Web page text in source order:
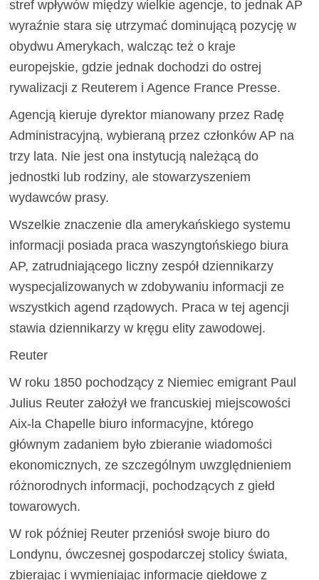
stref wpływów między wielkie agencje, to jednak AP
wyraźnie stara się utrzymać dominującą pozycję w
obydwu Amerykach, walcząc też o kraje
europejskie, gdzie jednak dochodzi do ostrej
rywalizacji z Reuterem i Agence France Presse.
Agencją kieruje dyrektor mianowany przez Radę
Administracyjną, wybieraną przez członków AP na
trzy lata. Nie jest ona instytucją należącą do
jednostki lub rodziny, ale stowarzyszeniem
wydawców prasy.
Wszelkie znaczenie dla amerykańskiego systemu
informacji posiada praca waszyngtońskiego biura
AP, zatrudniającego liczny zespół dziennikarzy
wyspecjalizowanych w zdobywaniu informacji ze
wszystkich agend rządowych. Praca w tej agencji
stawia dziennikarzy w kręgu elity zawodowej.
Reuter
W roku 1850 pochodzący z Niemiec emigrant Paul
Julius Reuter założył we francuskiej miejscowości
Aix-la Chapelle biuro informacyjne, którego
głównym zadaniem było zbieranie wiadomości
ekonomicznych, ze szczególnym uwzględnieniem
różnorodnych informacji, pochodzących z giełd
towarowych.
W rok później Reuter przeniósł swoje biuro do
Londynu, ówczesnej gospodarczej stolicy świata,
zbierając i wymieniając informacje giełdowe z